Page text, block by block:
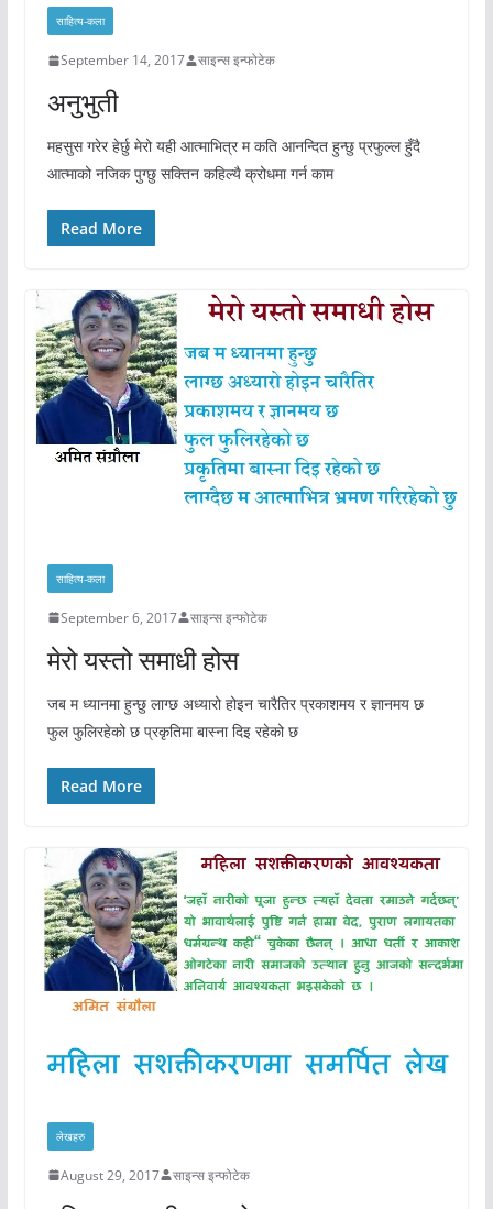
साहित्य-कला
September 14, 2017 साइन्स इन्फोटेक
अनुभुती
महसुस गरेर हेर्छु मेरो यही आत्माभित्र म कति आनन्दित हुन्छु प्रफुल्ल हुँदै
आत्माको नजिक पुग्छु सक्तिन कहिल्यै क्रोधमा गर्न काम
Read More
साहित्य-कला
September 6, 2017 साइन्स इन्फोटेक
मेरो यस्तो समाधी होस
जब म ध्यानमा हुन्छु लाग्छ अध्यारो होइन चारैतिर प्रकाशमय र ज्ञानमय छ
फुल फुलिरहेको छ प्रकृतिमा बास्ना दिइ रहेको छ
Read More
लेखहरु
August 29, 2017 साइन्स इन्फोटेक